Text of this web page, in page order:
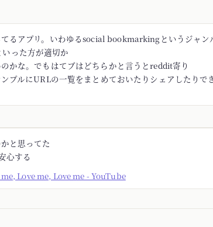
るアプリ。いわゆるsocial bookmarkingというジャ
った方が適切か
かな。でもはてブはどちらかと言うとreddit寄り
プルにURLの一覧をまとめておいたりシェアしたりで
と思ってた
心する
Love me, Love me - YouTube